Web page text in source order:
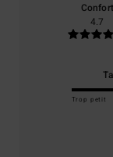
Confort
4.7
Trop petit